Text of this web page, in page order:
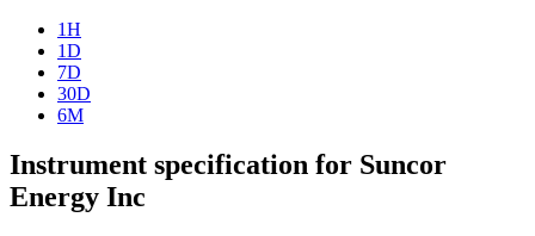
1H
1D
7D
30D
6M
Instrument specification for Suncor
Energy Inc